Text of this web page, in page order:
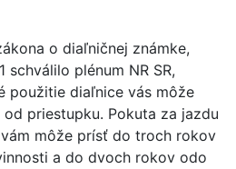
o diaľničnej známke,
plénum NR SR,
použitie diaľnice vás môže
priestupku. Pokuta za jazdu
môže prísť do troch rokov
a do dvoch rokov odo